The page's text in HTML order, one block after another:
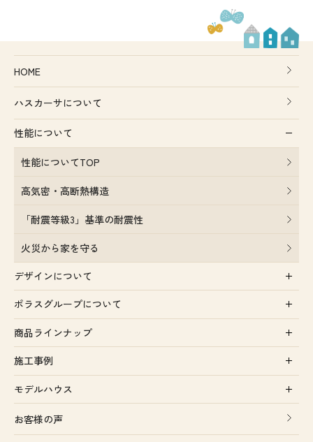
HOME
ハスカーサについて
性能について
性能についてTOP
高気密・高断熱構造
「耐震等級3」基準の耐震性
火災から家を守る
デザインについて
ポラスグループについて
商品ラインナップ
施工事例
モデルハウス
お客様の声